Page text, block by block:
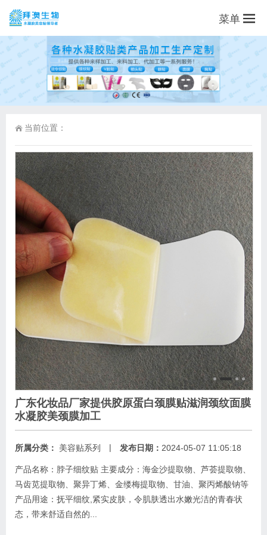
菜单
当前位置：
广东化妆品厂家提供胶原蛋白颈膜贴滋润颈纹面膜
水凝胶美颈膜加工
所属分类： 美容贴系列 | 发布日期： 2024-05-07 11:05:18
产品名称：脖子细纹贴 主要成分：海金沙提取物、芦荟提取物、
马齿苋提取物、聚异丁烯、金缕梅提取物、甘油、聚丙烯酸钠等
产品用途：抚平细纹,紧实皮肤，令肌肤透出水嫩光洁的青春状
态，带来舒适自然的...